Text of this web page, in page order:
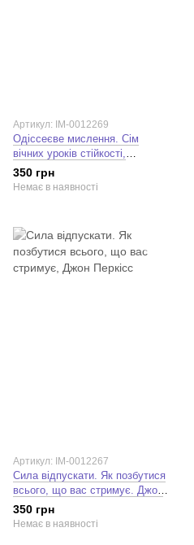
Артикул: IM-0012269
Одіссеєве мислення. Сім
вічних уроків стійкості,
мудрості, сили. Сем Акбар
350 грн
Немає в наявності
Артикул: IM-0012267
Сила відпускати. Як позбутися
всього, що вас стримує. Джон
Перкісс
350 грн
Немає в наявності